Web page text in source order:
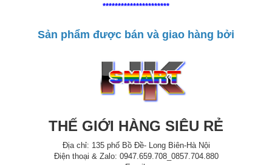
**********************
Sản phẩm được bán và giao hàng bởi
THẾ GIỚI HÀNG SIÊU RẺ
Địa chỉ: 135 phố Bồ Đề- Long Biên-Hà Nội
Điện thoại & Zalo: 0947.659.708_0857.704.880